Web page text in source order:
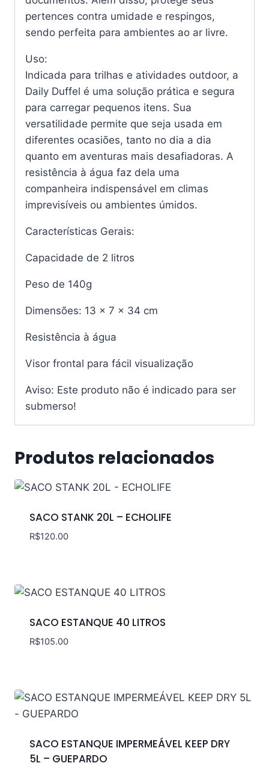
pertences contra umidade e respingos,
sendo perfeita para ambientes ao ar livre.
Uso:
Indicada para trilhas e atividades outdoor, a
Daily Duffel é uma solução prática e segura
para carregar pequenos itens. Sua
versatilidade permite que seja usada em
diferentes ocasiões, tanto no dia a dia
quanto em aventuras mais desafiadoras. A
resistência à água faz dela uma
companheira indispensável em climas
imprevisíveis ou ambientes úmidos.
Características Gerais:
Capacidade de 2 litros
Peso de 140g
Dimensões: 13 x 7 x 34 cm
Resistência à água
Visor frontal para fácil visualização
Aviso: Este produto não é indicado para ser
submerso!
Produtos relacionados
SACO STANK 20L – ECHOLIFE
R$120.00
SACO ESTANQUE 40 LITROS
R$105.00
SACO ESTANQUE IMPERMEÁVEL KEEP DRY
5L – GUEPARDO